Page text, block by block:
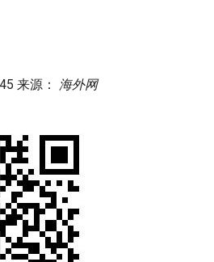
来源： 海外网